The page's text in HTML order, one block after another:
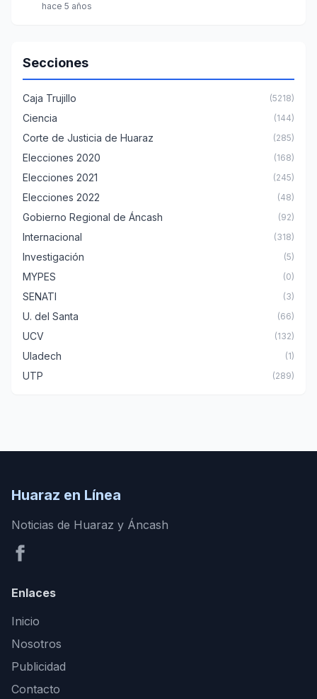
hace 5 años
Secciones
Caja Trujillo (5218)
Ciencia (144)
Corte de Justicia de Huaraz (285)
Elecciones 2020 (168)
Elecciones 2021 (245)
Elecciones 2022 (48)
Gobierno Regional de Áncash (92)
Internacional (318)
Investigación (5)
MYPES (0)
SENATI (3)
U. del Santa (66)
UCV (132)
Uladech (1)
UTP (289)
Huaraz en Línea
Noticias de Huaraz y Áncash
Enlaces
Inicio
Nosotros
Publicidad
Contacto